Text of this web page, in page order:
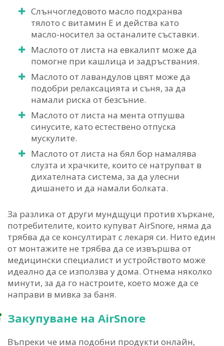
Слънчогледовото масло подхранва
тялото с витамин Е и действа като
масло-носител за останалите съставки.
Маслото от листа на евкалипт може да
помогне при кашлица и задръствания.
Маслото от лавандулов цвят може да
подобри релаксацията и съня, за да
намали риска от безсъние.
Маслото от листа на мента отпушва
синусите, като естествено отпуска
мускулите.
Маслото от листа на бял бор намалява
слузта и храчките, които се натрупват в
дихателната система, за да улесни
дишането и да намали болката.
За разлика от други мундщуци против хъркане,
потребителите, които купуват AirSnore, няма да
трябва да се консултират с лекаря си. Нито един
от монтажите не трябва да се извършва от
медицински специалист и устройството може
идеално да се използва у дома. Отнема няколко
минути, за да го настроите, което може да се
направи в мивка за баня.
Закупуване на AirSnore
Въпреки че има подобни продукти онлайн,